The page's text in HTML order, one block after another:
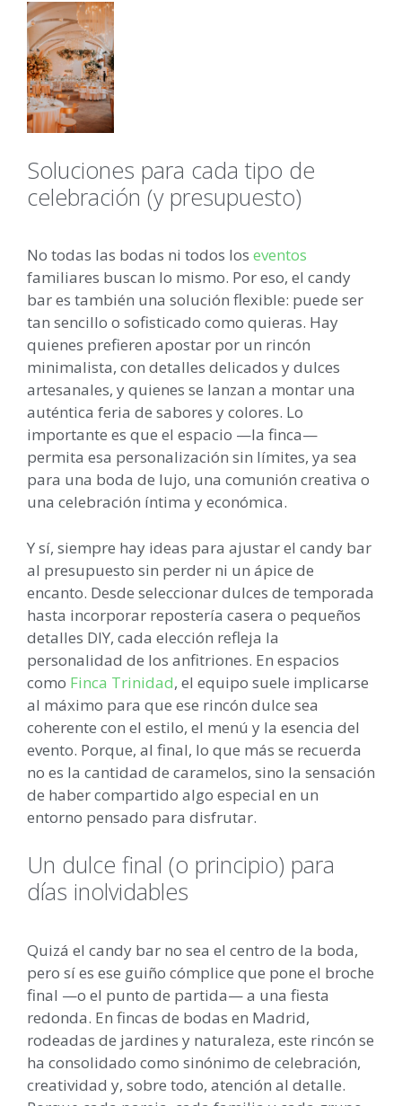
Soluciones para cada tipo de
celebración (y presupuesto)
No todas las bodas ni todos los eventos
familiares buscan lo mismo. Por eso, el candy
bar es también una solución flexible: puede ser
tan sencillo o sofisticado como quieras. Hay
quienes prefieren apostar por un rincón
minimalista, con detalles delicados y dulces
artesanales, y quienes se lanzan a montar una
auténtica feria de sabores y colores. Lo
importante es que el espacio —la finca—
permita esa personalización sin límites, ya sea
para una boda de lujo, una comunión creativa o
una celebración íntima y económica.
Y sí, siempre hay ideas para ajustar el candy bar
al presupuesto sin perder ni un ápice de
encanto. Desde seleccionar dulces de temporada
hasta incorporar repostería casera o pequeños
detalles DIY, cada elección refleja la
personalidad de los anfitriones. En espacios
como Finca Trinidad, el equipo suele implicarse
al máximo para que ese rincón dulce sea
coherente con el estilo, el menú y la esencia del
evento. Porque, al final, lo que más se recuerda
no es la cantidad de caramelos, sino la sensación
de haber compartido algo especial en un
entorno pensado para disfrutar.
Un dulce final (o principio) para
días inolvidables
Quizá el candy bar no sea el centro de la boda,
pero sí es ese guiño cómplice que pone el broche
final —o el punto de partida— a una fiesta
redonda. En fincas de bodas en Madrid,
rodeadas de jardines y naturaleza, este rincón se
ha consolidado como sinónimo de celebración,
creatividad y, sobre todo, atención al detalle.